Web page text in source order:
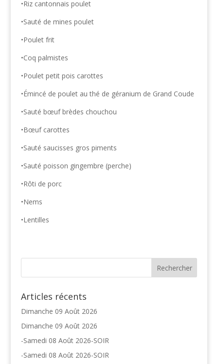
•Riz cantonnais poulet
•Sauté de mines poulet
•Poulet frit
•Coq palmistes
•Poulet petit pois carottes
•Émincé de poulet au thé de géranium de Grand Coude
•Sauté bœuf brèdes chouchou
•Bœuf carottes
•Sauté saucisses gros piments
•Sauté poisson gingembre (perche)
•Rôti de porc
•Nems
•Lentilles
Articles récents
Dimanche 09 Août 2026
Dimanche 09 Août 2026
-Samedi 08 Août 2026-SOIR
-Samedi 08 Août 2026-SOIR